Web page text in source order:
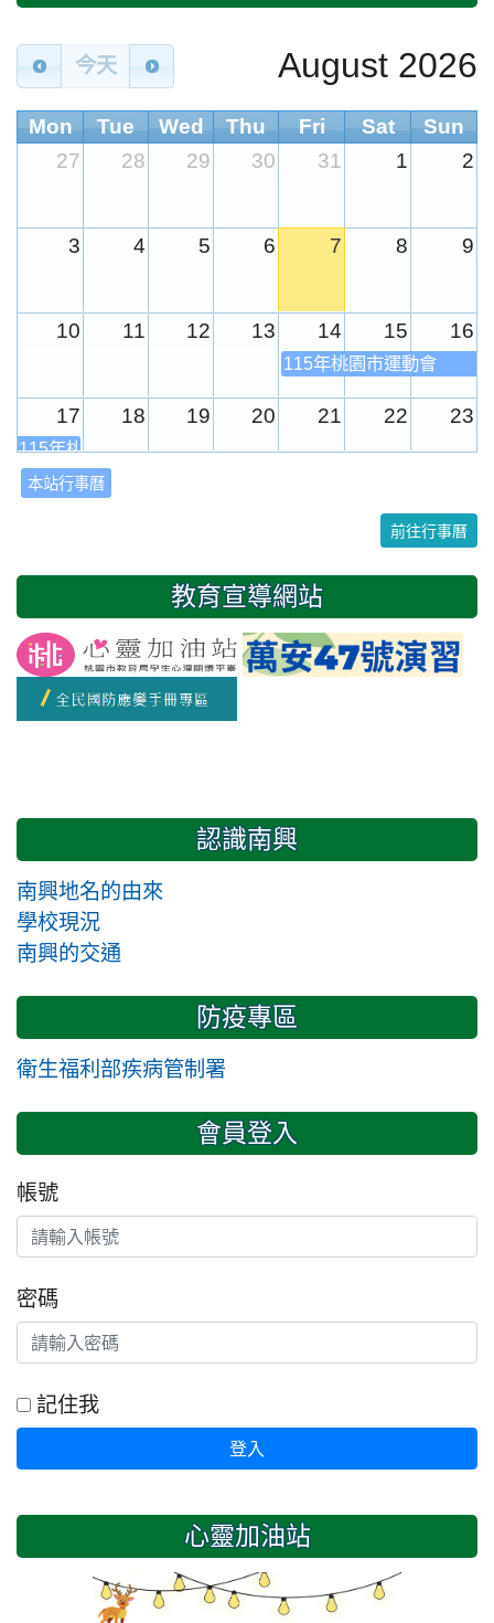
今天 August 2026
Mon Tue Wed Thu Fri Sat
Sun
27
28 29 30 31 1 2
3 4 5 6 7 8 9
10 11 12 13 14 15 16
115年桃園市運動會
17 18 19 20 21 22 23
115年桃園市運動會
24
2 3
友善校園週
開學日
本站行事曆
前往行事曆
教育宣導網站
認識南興
南興地名的由來
學校現況
南興的交通
防疫專區
衛生福利部疾病管制署
會員登入
帳號
密碼
記住我
登入
心靈加油站